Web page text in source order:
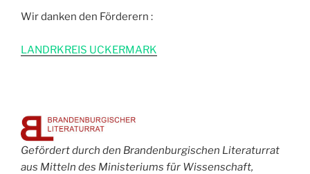
Wir danken den Förderern :
LANDRKREIS UCKERMARK
Gefördert durch den Brandenburgischen Literaturrat
aus Mitteln des Ministeriums für Wissenschaft,